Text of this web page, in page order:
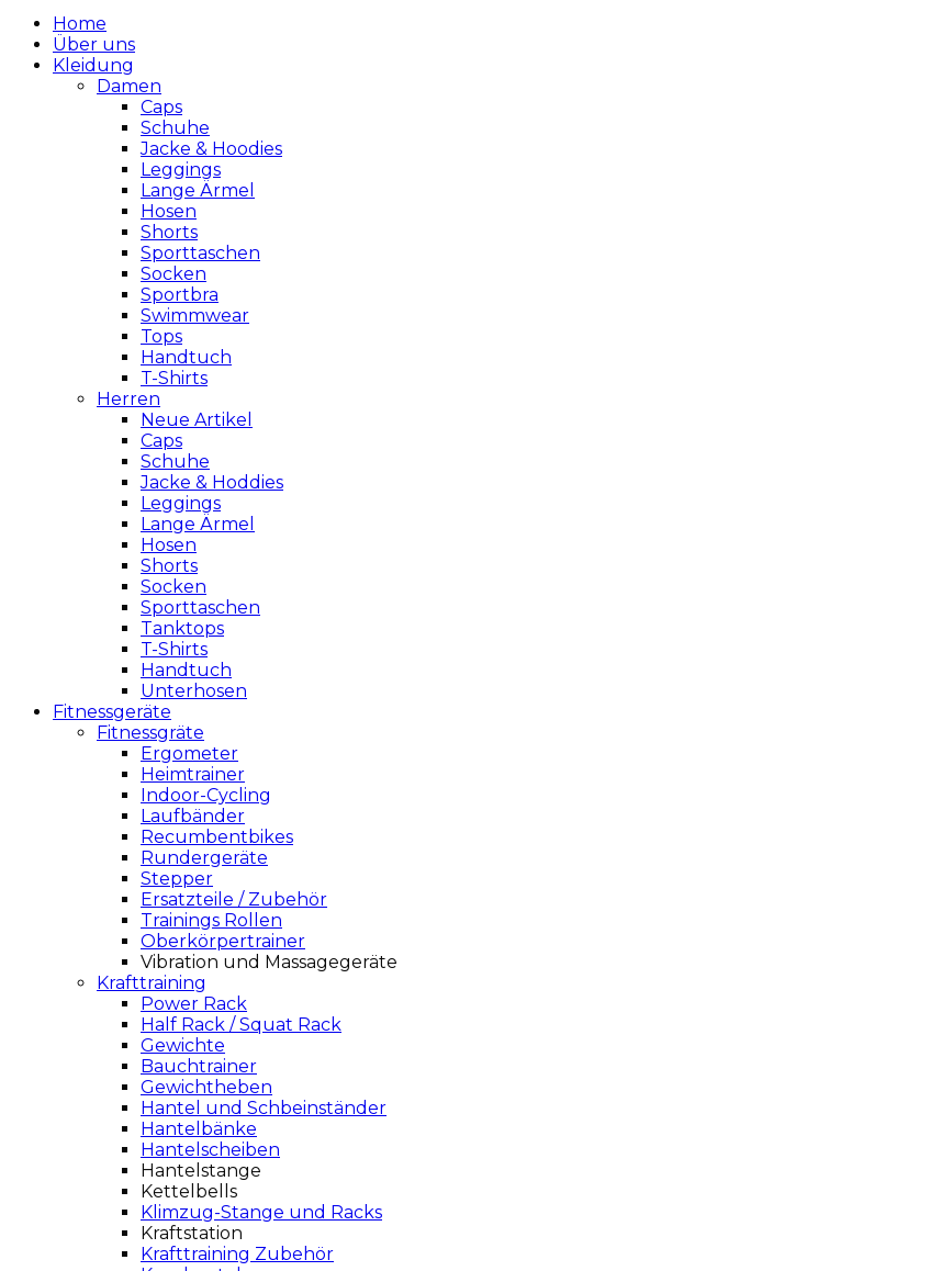
Home
Über uns
Kleidung
Damen
Caps
Schuhe
Jacke & Hoodies
Leggings
Lange Ärmel
Hosen
Shorts
Sporttaschen
Socken
Sportbra
Swimmwear
Tops
Handtuch
T-Shirts
Herren
Neue Artikel
Caps
Schuhe
Jacke & Hoddies
Leggings
Lange Ärmel
Hosen
Shorts
Socken
Sporttaschen
Tanktops
T-Shirts
Handtuch
Unterhosen
Fitnessgeräte
Fitnessgräte
Ergometer
Heimtrainer
Indoor-Cycling
Laufbänder
Recumbentbikes
Rundergeräte
Stepper
Ersatzteile / Zubehör
Trainings Rollen
Oberkörpertrainer
Vibration und Massagegeräte
Krafttraining
Power Rack
Half Rack / Squat Rack
Gewichte
Bauchtrainer
Gewichtheben
Hantel und Schbeinständer
Hantelbänke
Hantelscheiben
Hantelstange
Kettelbells
Klimzug-Stange und Racks
Kraftstation
Krafttraining Zubehör